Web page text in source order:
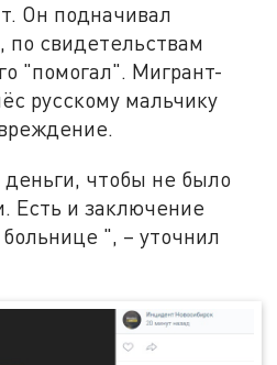
Он подначивал
свидетельствам
"помогал". Мигрант-
русскому мальчику
чтобы не было
Есть и заключение
", – уточнил